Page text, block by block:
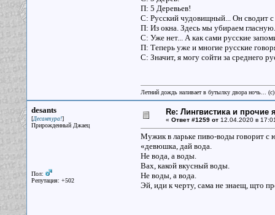
П: 5 Деревьев!
С: Русский чудовищный... Он сводит с
П: Из окна. Здесь мы убираем
С: Уже нет... А как сами русские
П: Теперь уже и многие русские
С: Значит, я могу сойти за среднего
Летний дождь наливает в бутылку двора ночь...
desants
[Десантура!]
Прирожденный Джаец
Пол:
Репутация: +502
Re: Лингвистика и прочие
« Ответ #1259 от12.04.2020 в
Мужик в ларьке пиво-воды говорит
«девюшка, дай вода.
Не вода, а воды.
Вах, какой вкусный воды.
Не воды, а вода.
Эй, иди к черту, сама не знаещ, щто